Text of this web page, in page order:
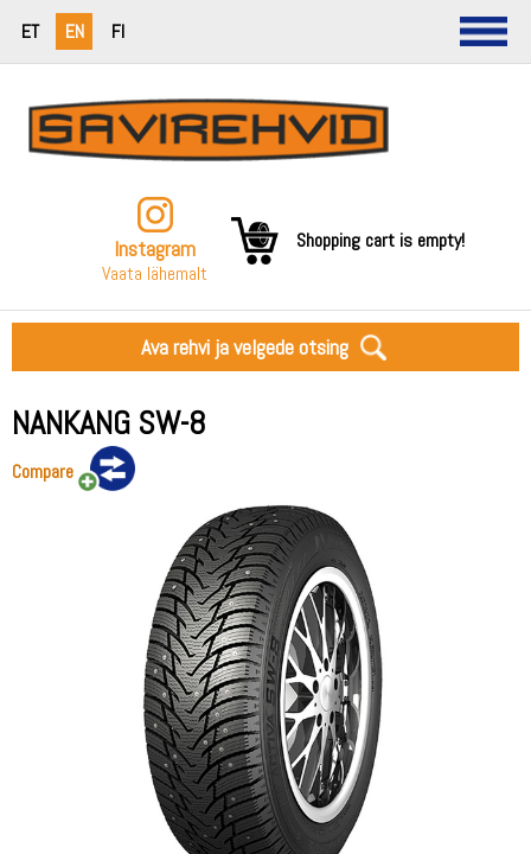
ET EN FI
Instagram
Vaata lähemalt
Shopping cart is empty!
Ava rehvi ja velgede otsing
NANKANG SW-8
Compare